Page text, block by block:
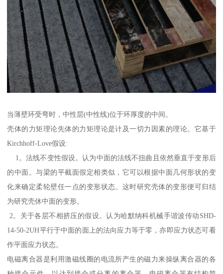
当薄壁环受弯时，中性层(中性线)位于环厚度的中间。
壳体的力矩理论先体的力矩理论是计及一切力因素的理论。它基于
Kirchhoff-Love假设:
1。法线不变性假设。认为中面的法线不扭曲且依然垂直于变形后
的中面。与梁的平截面假定相类似，它可以根据中面几何形状的变
化来确定柔轮壁任一点的变形状态。这时研究壳体的变形便可归结
为研究壳休中面的变形。
2。关于各层不相挤压的假设。认为哈默纳科机械手谐波传动SHD-
14-50-2UH平行于中面的面上的法向应力等于零，亦即应力状态可看
作平面应力状态。
电磁离合器是利用激磁线圈的电流所产生的磁力来操纵离合器的各